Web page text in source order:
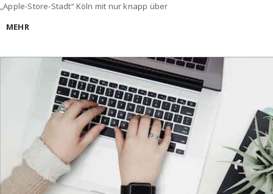
„Apple-Store-Stadt“ Köln mit nur knapp über
MEHR